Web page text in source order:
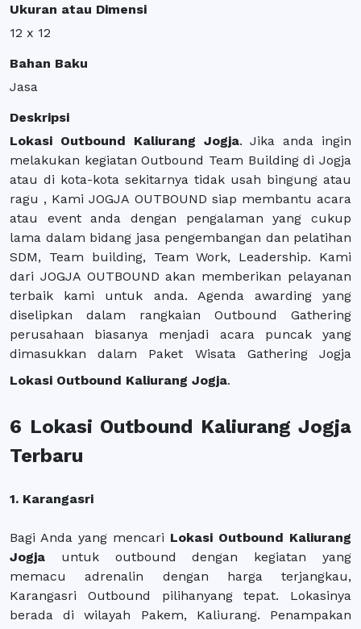
Ukuran atau Dimensi
12 x 12
Bahan Baku
Jasa
Deskripsi
Lokasi Outbound Kaliurang Jogja. Jika anda ingin
melakukan kegiatan Outbound Team Building di Jogja
atau di kota-kota sekitarnya tidak usah bingung atau
ragu , Kami JOGJA OUTBOUND siap membantu acara
atau event anda dengan pengalaman yang cukup
lama dalam bidang jasa pengembangan dan pelatihan
SDM, Team building, Team Work, Leadership. Kami
dari JOGJA OUTBOUND akan memberikan pelayanan
terbaik kami untuk anda. Agenda awarding yang
diselipkan dalam rangkaian Outbound Gathering
perusahaan biasanya menjadi acara puncak yang
dimasukkan dalam Paket Wisata Gathering Jogja
Lokasi Outbound Kaliurang Jogja.
6 Lokasi Outbound Kaliurang Jogja
Terbaru
1. Karangasri
Bagi Anda yang mencari Lokasi Outbound Kaliurang
Jogja untuk outbound dengan kegiatan yang
memacu adrenalin dengan harga terjangkau,
Karangasri Outbound pilihanyang tepat. Lokasinya
berada di wilayah Pakem, Kaliurang. Penampakan